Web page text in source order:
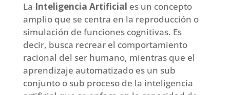
La Inteligencia Artificial es un concepto
amplio que se centra en la reproducción o
simulación de funciones cognitivas. Es
decir, busca recrear el comportamiento
racional del ser humano, mientras que el
aprendizaje automatizado es un sub
conjunto o sub proceso de la inteligencia